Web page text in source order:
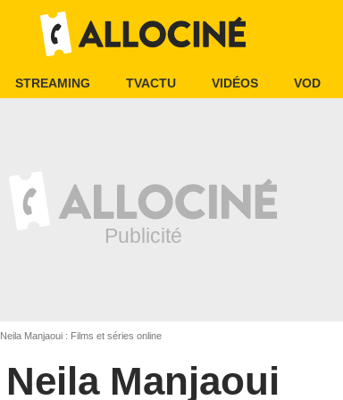
STREAMING TVACTU VIDÉOS VOD
Neila Manjaoui : Films et séries online
Neila Manjaoui